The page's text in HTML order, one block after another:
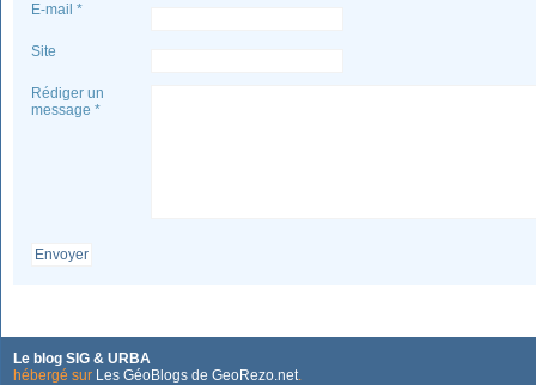
E-mail *
Site
Rédiger un
message *
Envoyer
Le blog SIG & URBA
hébergé sur Les GéoBlogs de GeoRezo.net.